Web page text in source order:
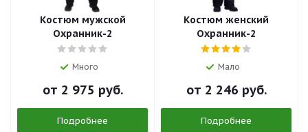
Костюм мужской
Охранник-2
Много
от 2 975 руб.
Подробнее
Костюм женский
Охранник-2
Мало
от 2 246 руб.
Подробнее